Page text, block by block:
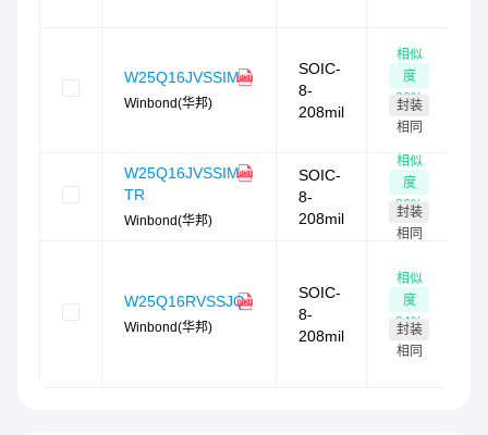
W25Q16JVSSIM
Winbond(华邦)
SOIC-
8-
208mil
相似
度
86%
封装
相同
W25Q16JVSSIM
TR
Winbond(华邦)
SOIC-
8-
208mil
相似
度
86%
封装
相同
W25Q16RVSSJQ
Winbond(华邦)
SOIC-
8-
208mil
相似
度
84%
封装
相同